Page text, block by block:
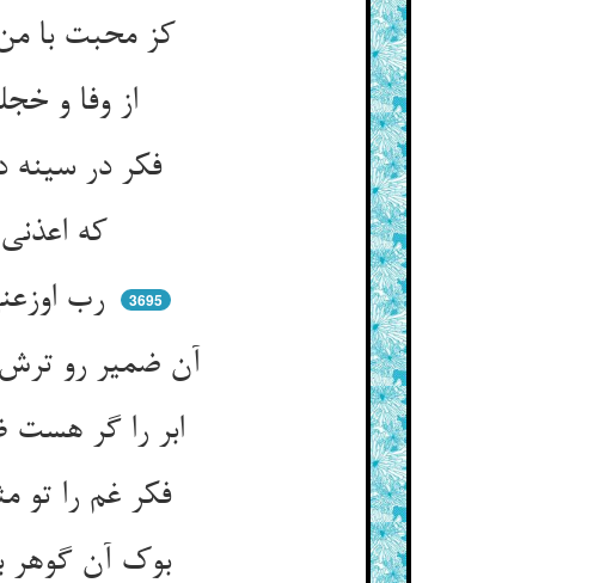
کز محبت با من محبوب کش ** رو نکرد ایوب یک لحظه ترش
فکر در سینه در آید نو به نو ** خند خندان پیش او تو باز رو
رب اوزعنی لشکر ما اری ** لا تعقب حسرة لی ان مضی
3695
ابر را گر هست ظاهر رو ترش ** گلشن آرنده‌ست ابر و شوره‌کش
فکر غم را تو مثال ابر دان ** با ترش تو رو ترش کم کن چنان
بوک آن گوهر به دست او بود ** جهد کن تا از تو او راضی رود